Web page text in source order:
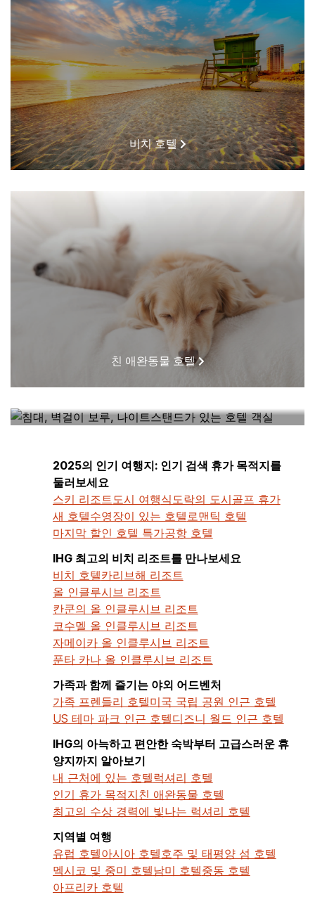
비치 호텔
친 애완동물 호텔
2025의 인기 여행지: 인기 검색 휴가 목적지를
둘러보세요
스키 리조트 도시 여행식도락의 도시골프 휴가
새 호텔수영장이 있는 호텔 로맨틱 호텔
마지막 할인 호텔 특가공항 호텔
IHG 최고의 비치 리조트를 만나보세요
비치 호텔카리브해 리조트
올 인클루시브 리조트
칸쿤의 올 인클루시브 리조트
코수멜 올 인클루시브 리조트
자메이카 올 인클루시브 리조트
푼타 카나 올 인클루시브 리조트
가족과 함께 즐기는 야외 어드벤처
가족 프렌들리 호텔미국 국립 공원 인근 호텔
US 테마 파크 인근 호텔디즈니 월드 인근 호텔
IHG의 아늑하고 편안한 숙박부터 고급스러운 휴
양지까지 알아보기
내 근처에 있는 호텔럭셔리 호텔
인기 휴가 목적지친 애완동물 호텔
최고의 수상 경력에 빛나는 럭셔리 호텔
지역별 여행
유럽 호텔아시아 호텔호주 및 태평양 섬 호텔
멕시코 및 중미 호텔남미 호텔중동 호텔
아프리카 호텔